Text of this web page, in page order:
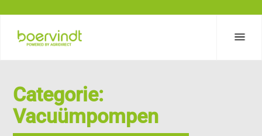
Categorie:
Vacuümpompen